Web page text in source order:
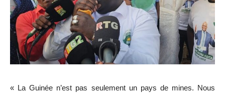
« La Guinée n’est pas seulement un pays de mines. Nous